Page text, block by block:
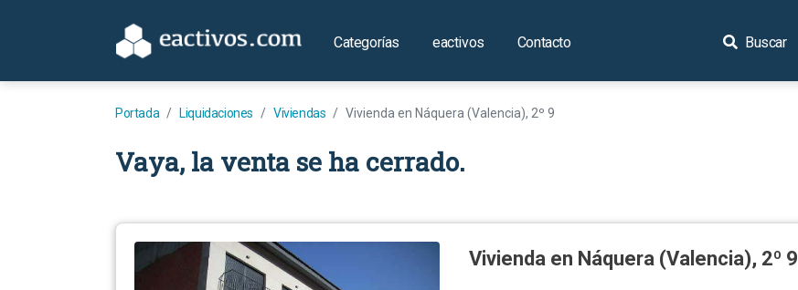
Categorías eactivos Contacto Buscar
Portada Liquidaciones Viviendas Vivienda en Náquera (Valencia), 2º 9
Vaya, la venta se ha cerrado.
Vivienda en Náquera (Valencia), 2º 9